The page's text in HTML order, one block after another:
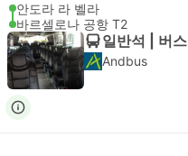
안도라 라 벨라
바르셀로나 공항 T2
일반석 | 버스
Andbus